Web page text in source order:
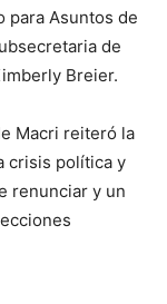
para Asuntos de
de
Breier.
Macri reiteró la
crisis política y
renunciar y un